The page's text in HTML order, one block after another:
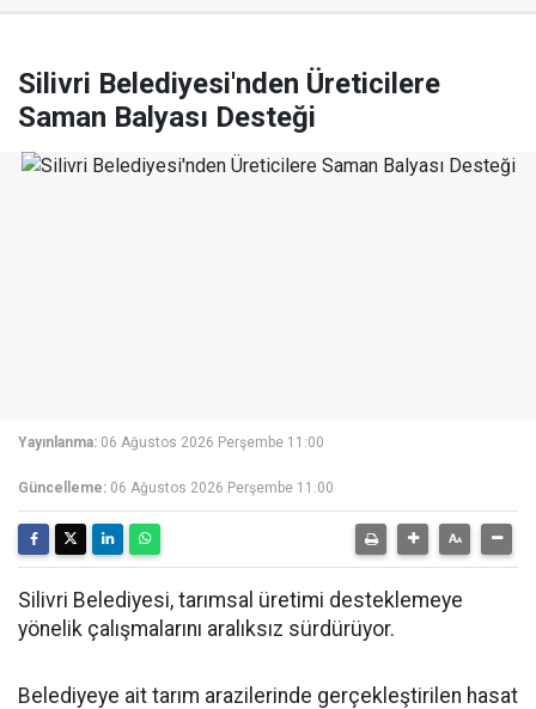
Silivri Belediyesi'nden Üreticilere
Saman Balyası Desteği
Yayınlanma: 06 Ağustos 2026 Perşembe 11:00
Güncelleme: 06 Ağustos 2026 Perşembe 11:00
Silivri Belediyesi, tarımsal üretimi desteklemeye
yönelik çalışmalarını aralıksız sürdürüyor.
Belediyeye ait tarım arazilerinde gerçekleştirilen hasat